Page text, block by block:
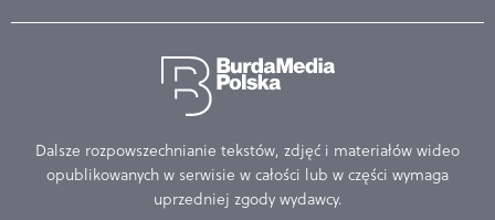
Dalsze rozpowszechnianie tekstów, zdjęć i materiałów wideo
opublikowanych w serwisie w całości lub w części wymaga
uprzedniej zgody wydawcy.